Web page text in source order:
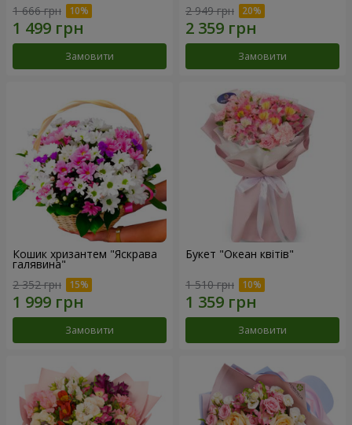
1 666 грн
Замовити
2 949 грн
Замовити
Кошик хризантем "Яскрава
галявина"
2 352 грн
Замовити
Букет "Океан квітів"
1 510 грн
Замовити